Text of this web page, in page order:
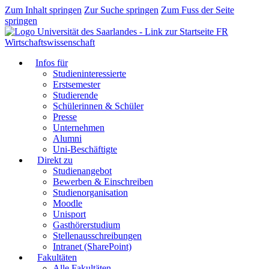
Zum Inhalt springen Zur Suche springen Zum Fuss der Seite
springen
FR
Wirtschaftswissenschaft
Infos für
Studieninteressierte
Erstsemester
Studierende
Schülerinnen & Schüler
Presse
Unternehmen
Alumni
Uni-Beschäftigte
Direkt zu
Studienangebot
Bewerben & Einschreiben
Studienorganisation
Moodle
Unisport
Gasthörerstudium
Stellenausschreibungen
Intranet (SharePoint)
Fakultäten